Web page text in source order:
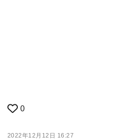
0
2022年12月12日 16:27